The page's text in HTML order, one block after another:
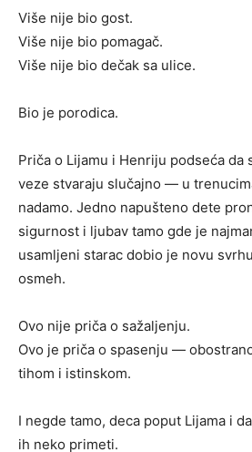
Više nije bio gost.
Više nije bio pomagač.
Više nije bio dečak sa ulice.
Bio je porodica.
Priča o Lijamu i Henriju podseća da
veze stvaraju slučajno — u
nadamo. Jedno napušteno dete
sigurnost i ljubav tamo gde je
usamljeni starac dobio je novu
osmeh.
Ovo nije priča o sažaljenju.
Ovo je priča o spasenju —
tihom i istinskom.
I negde tamo, deca poput Lijama i
ih neko primeti.